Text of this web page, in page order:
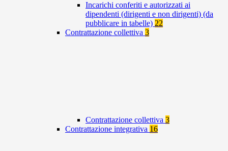
Incarichi conferiti e autorizzati ai
dipendenti (dirigenti e non dirigenti) (da
pubblicare in tabelle) 22
Contrattazione collettiva 3
Contrattazione collettiva 3
Contrattazione integrativa 16